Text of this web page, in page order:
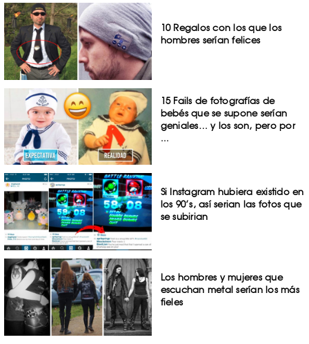
10 Regalos con los que los
hombres serían felices
15 Fails de fotografías de
bebés que se supone serían
geniales… y los son, pero por
...
Si Instagram hubiera existido en
los 90’s, así serian las fotos que
se subirian
Los hombres y mujeres que
escuchan metal serían los más
fieles